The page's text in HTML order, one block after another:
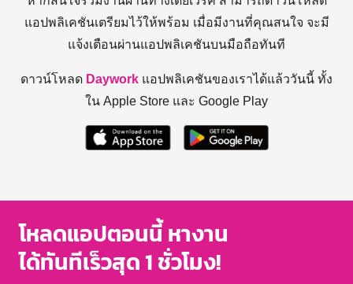
แอปพลิเคชันเตรียมไว้ให้พร้อม เมื่อมีงานที่คุณสนใจ จะมี
แจ้งเตือนผ่านแอปพลิเคชันบนมือถือทันที
ดาวน์โหลด Daywork แอปพลิเคชันของเราได้แล้ววันนี้ ทั้ง
ใน Apple Store และ Google Play
โหลดแอปตอนนี้ หางาน
ได้ทันทีเร็วสุด 1 ชั่วโมง!